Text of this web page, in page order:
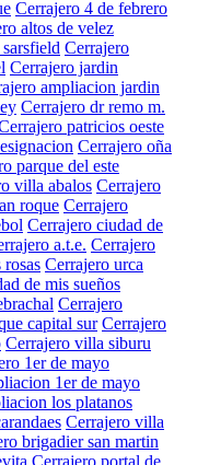
Cerrajero 4 de febrero
altos de velez
Cerrajero
Cerrajero jardin
ampliacion jardin
Cerrajero dr remo m.
patricios oeste
Cerrajero oña
parque del este
villa abalos Cerrajero
roque Cerrajero
Cerrajero ciudad de
a.t.e. Cerrajero
rosas Cerrajero urca
de mis sueños
Cerrajero
capital sur Cerrajero
Cerrajero villa siburu
1er de mayo
1er de mayo
los platanos
Cerrajero villa
brigadier san martin